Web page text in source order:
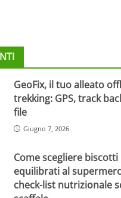
GeoFix, il tuo alleato
trekking: GPS, track
file
Giugno 7, 2026
Come scegliere biscotti
equilibrati al
check-list nutrizionale